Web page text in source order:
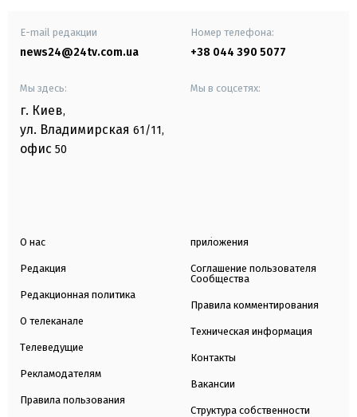
E-mail редакции
news24@24tv.com.ua
Номер телефона:
+38 044 390 5077
Мы здесь:
г. Киев,
ул. Владимирская 61/11,
офис 50
Мы в соцсетях:
О нас
Редакция
Редакционная политика
О телеканале
Телеведущие
Рекламодателям
Правила пользования
приложения
Соглашение пользователя
Сообщества
Правила комментирования
Техническая информация
Контакты
Вакансии
Структура собственности